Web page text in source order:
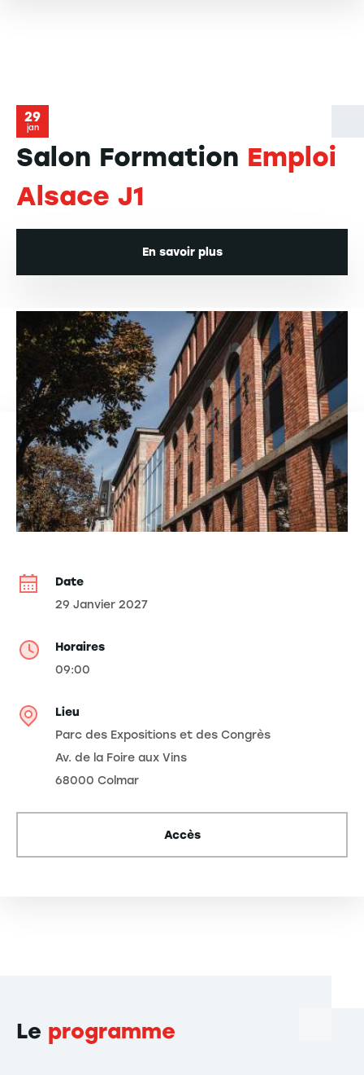
29
jan
Salon Formation Emploi
Alsace J1
En savoir plus
Date
29 Janvier 2027
Horaires
09:00
Lieu
Parc des Expositions et des Congrès
Av. de la Foire aux Vins
68000 Colmar
Accès
Le programme